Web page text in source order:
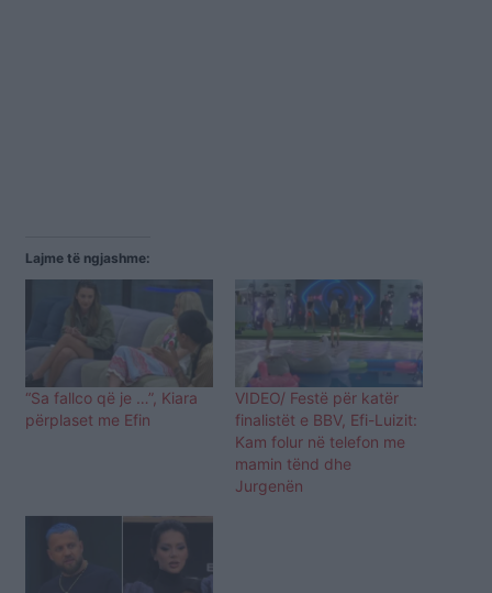
Lajme të ngjashme:
“Sa fallco që je …”, Kiara
përplaset me Efin
VIDEO/ Festë për katër
finalistët e BBV, Efi-Luizit:
Kam folur në telefon me
mamin tënd dhe
Jurgenën